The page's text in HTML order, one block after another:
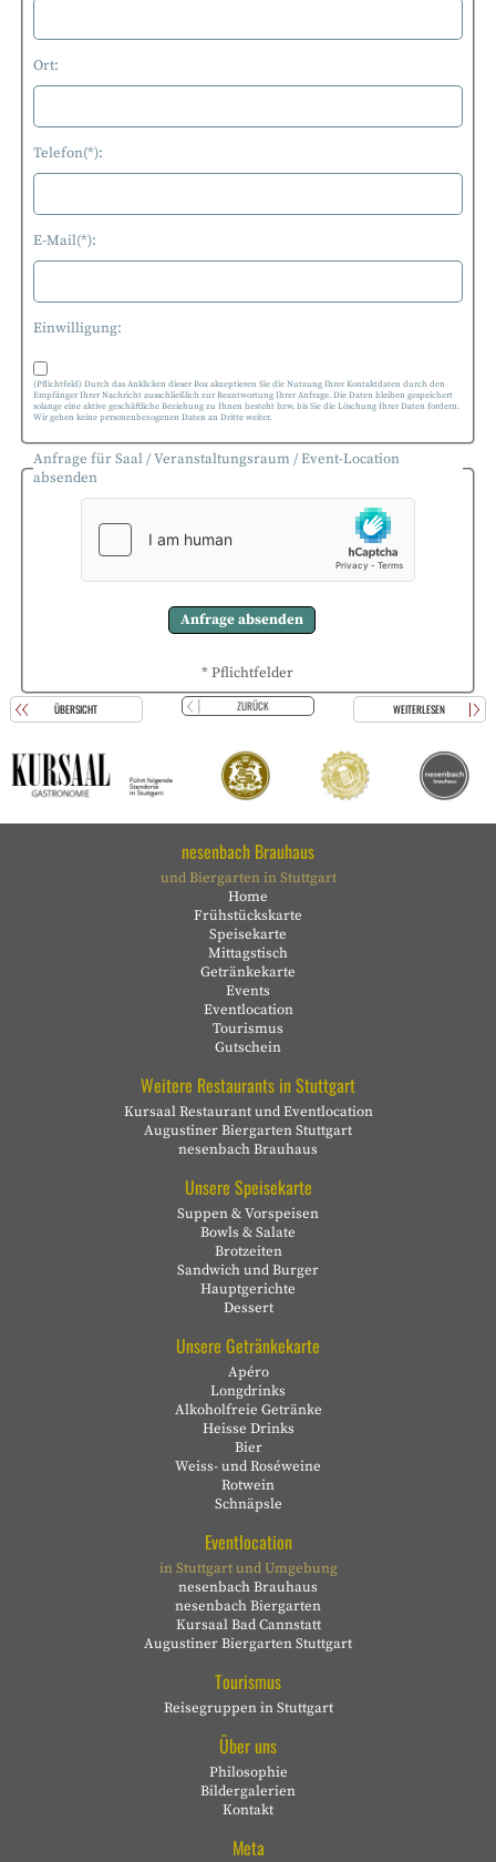
Ort:
Telefon(*):
E-Mail(*):
Einwilligung:
(Pflichtfeld) Durch das Anklicken dieser Box akzeptieren Sie die Nutzung Ihrer Kontaktdaten durch den
Empfänger Ihrer Nachricht ausschließlich zur Beantwortung Ihrer Anfrage. Die Daten bleiben gespeichert
solange eine aktive geschäftliche Beziehung zu Ihnen besteht bzw. bis Sie die Löschung Ihrer Daten fordern.
Wir geben keine personenbezogenen Daten an Dritte weiter.
Anfrage für Saal / Veranstaltungsraum / Event-Location
absenden
* Pflichtfelder
ÜBERSICHT ZURÜCK WEITERLESEN
nesenbach Brauhaus
und Biergarten in Stuttgart
Home
Frühstückskarte
Speisekarte
Mittagstisch
Getränkekarte
Events
Eventlocation
Tourismus
Gutschein
Weitere Restaurants in Stuttgart
Kursaal Restaurant und Eventlocation
Augustiner Biergarten Stuttgart
nesenbach Brauhaus
Unsere Speisekarte
Suppen & Vorspeisen
Bowls & Salate
Brotzeiten
Sandwich und Burger
Hauptgerichte
Dessert
Unsere Getränkekarte
Apéro
Longdrinks
Alkoholfreie Getränke
Heisse Drinks
Bier
Weiss- und Roséweine
Rotwein
Schnäpsle
Eventlocation
in Stuttgart und Umgebung
nesenbach Brauhaus
nesenbach Biergarten
Kursaal Bad Cannstatt
Augustiner Biergarten Stuttgart
Tourismus
Reisegruppen in Stuttgart
Über uns
Philosophie
Bildergalerien
Kontakt
Meta